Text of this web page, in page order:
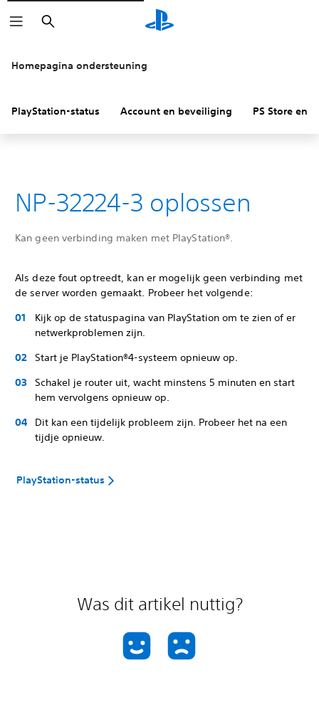
Zoeken
Homepagina ondersteuning
PlayStation-status Account en beveiliging PS Store en
NP-32224-3 oplossen
Kan geen verbinding maken met PlayStation®.
Als deze fout optreedt, kan er mogelijk geen verbinding met
de server worden gemaakt. Probeer het volgende:
Kijk op de statuspagina van PlayStation om te zien of er
netwerkproblemen zijn.
Start je PlayStation®4-systeem opnieuw op.
Schakel je router uit, wacht minstens 5 minuten en start
hem vervolgens opnieuw op.
Dit kan een tijdelijk probleem zijn. Probeer het na een
tijdje opnieuw.
PlayStation-status
Was dit artikel nuttig?